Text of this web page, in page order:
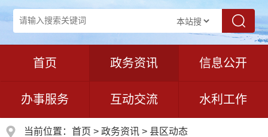
首页 政务资讯 信息公开
办事服务 互动交流 水利工作
当前位置： 首页 > 政务资讯 > 县区动态